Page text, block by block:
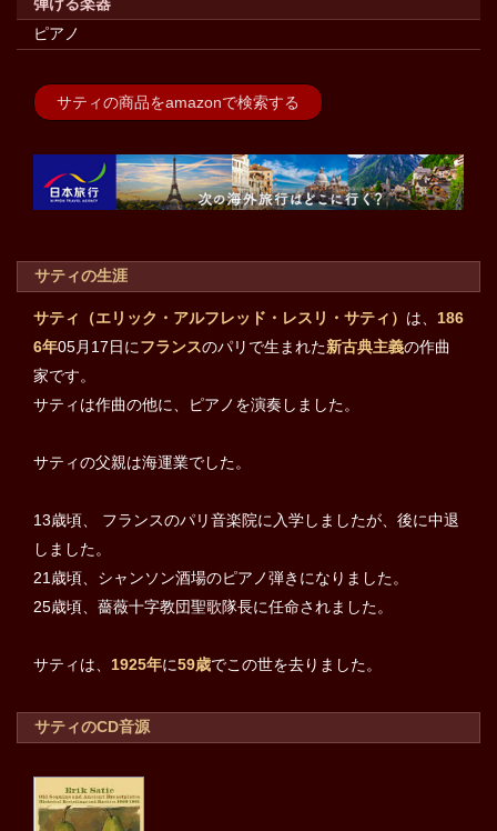
弾ける楽器
ピアノ
サティの商品をamazonで検索する
サティの生涯
サティ（エリック・アルフレッド・レスリ・サティ） は、 186
6年05月17日にフランスのパリで生まれた新古典主義の作曲
家です。
サティは作曲の他に、ピアノを演奏しました。
サティの父親は海運業でした。
13歳頃、 フランスのパリ音楽院に入学しましたが、後に中退
しました。
21歳頃、シャンソン酒場のピアノ弾きになりました。
25歳頃、薔薇十字教団聖歌隊長に任命されました。
サティは、 1925年に59歳でこの世を去りました。
サティのCD音源